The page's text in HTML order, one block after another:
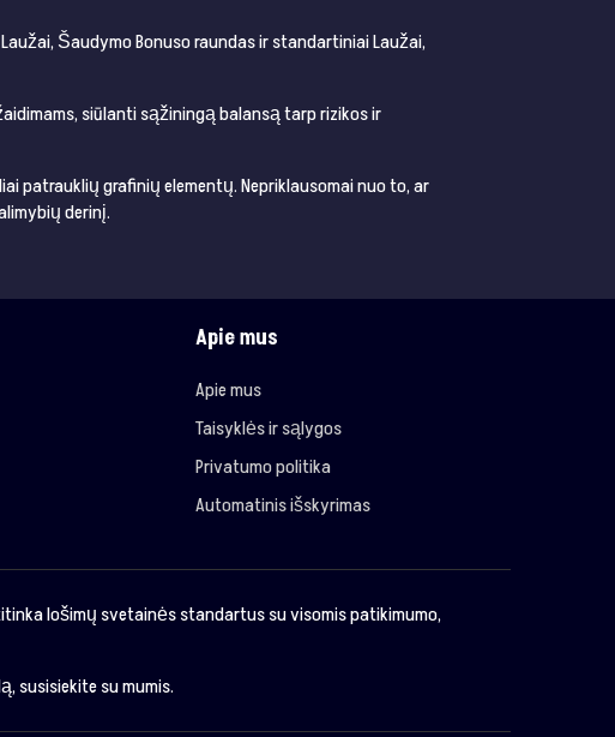
Šaudymo Bonuso raundas ir standartiniai Laužai,
siūlanti sąžiningą balansą tarp rizikos ir
patrauklių grafinių elementų. Nepriklausomai nuo to, ar
derinį.
Apie mus
Apie mus
Taisyklės ir sąlygos
Privatumo politika
Automatinis išskyrimas
lošimų svetainės standartus su visomis patikimumo,
susisiekite su mumis.